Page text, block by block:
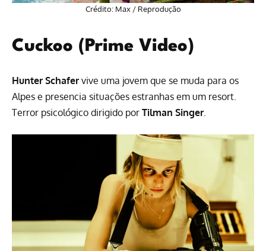
Crédito: Max / Reprodução
Cuckoo (Prime Video)
Hunter Schafer vive uma jovem que se muda para os
Alpes e presencia situações estranhas em um resort.
Terror psicológico dirigido por Tilman Singer.